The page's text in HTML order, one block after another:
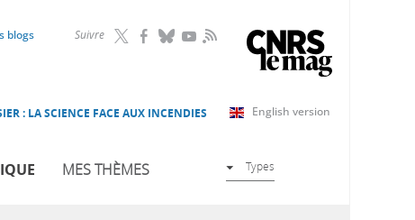
Suivre RSS
blogs
English version
: LA SCIENCE FACE AUX INCENDIES
MES THÈMES Types